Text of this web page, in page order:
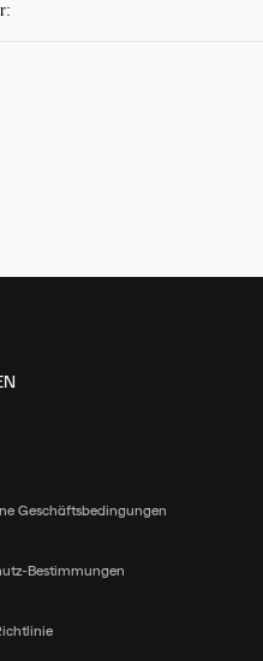
:
Geschäftsbedingungen
Bestimmungen